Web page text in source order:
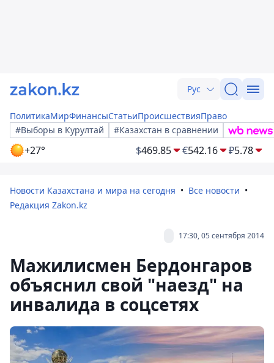
Рус
ПолитикаМирФинансыСтатьиПроисшествияПраво
#Выборы в Курултай
#Казахстан в сравнении
+27° $469.85 €542.16 ₽5.78
Новости Казахстана и мира на сегодня
Все новости
Редакция Zakon.kz
17:30, 05 сентября 2014
Мажилисмен Бердонгаров
объяснил свой "наезд" на
инвалида в соцсетях